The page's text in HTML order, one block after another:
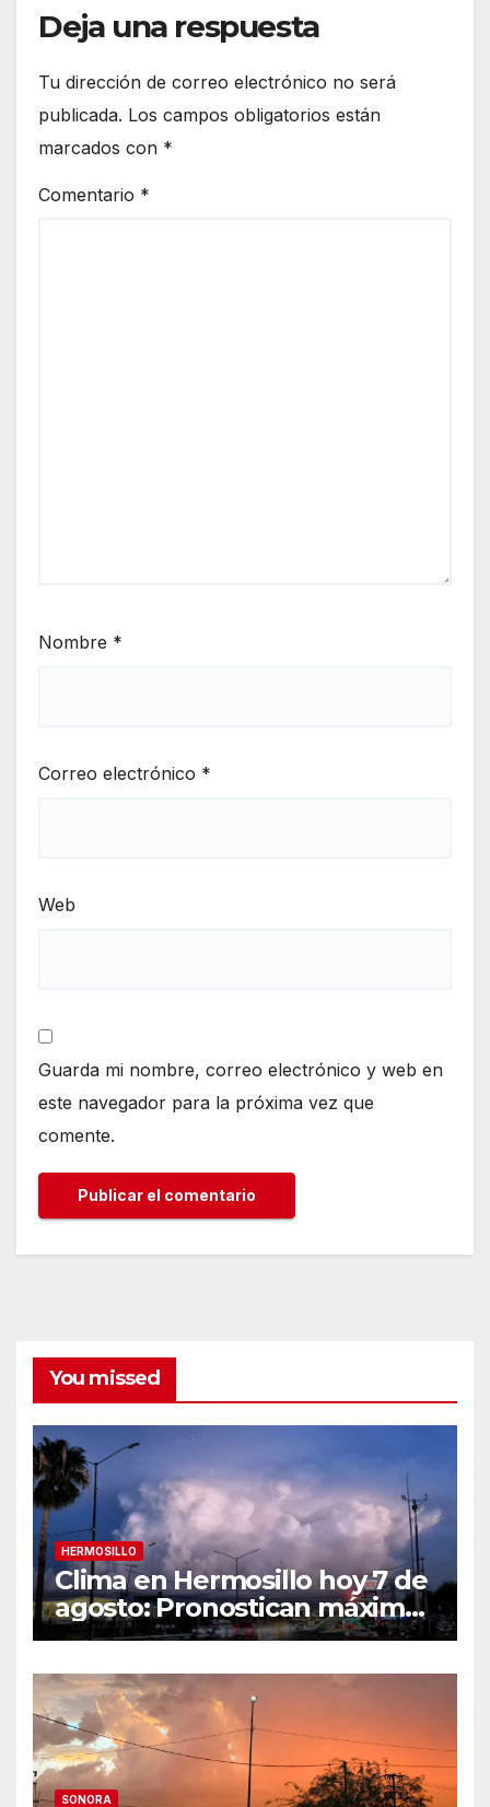
Deja una respuesta
Tu dirección de correo electrónico no será
publicada. Los campos obligatorios están
marcados con *
Comentario *
Nombre *
Correo electrónico *
Web
Guarda mi nombre, correo electrónico y web en
este navegador para la próxima vez que
comente.
You missed
HERMOSILLO
Clima en Hermosillo hoy 7 de
agosto: Pronostican máxima
de 42°C, sensación térmica
probabilidad de lluvia
SONORA